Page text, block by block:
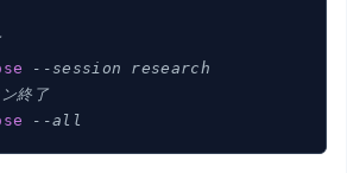
--session research
終了
--all